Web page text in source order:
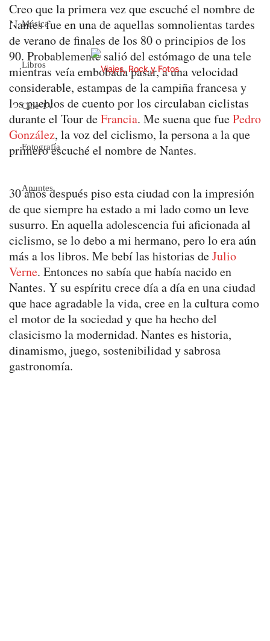
Música
Libros
Cine TV
Fotografía
Apuntes
Creo que la primera vez que escuché el nombre de
Nantes fue en una de aquellas somnolientas tardes
de verano de finales de los 80 o principios de los
90. Probablemente salió del estómago de una tele
mientras veía embobada pasar, a una velocidad
considerable, estampas de la campiña francesa y
los pueblos de cuento por los circulaban ciclistas
durante el Tour deFrancia. Me suena que fuePedro
González, la voz del ciclismo, la persona a la que
primero escuché el nombre de Nantes.
30 años después piso esta ciudad con la impresión
de que siempre ha estado a mi lado como un leve
susurro. En aquella adolescencia fui aficionada al
ciclismo, se lo debo a mi hermano, pero lo era aún
más a los libros. Me bebí las historias deJulio
Verne. Entonces no sabía que había nacido en
Nantes. Y su espíritu crece día a día en una ciudad
que hace agradable la vida, cree en la cultura como
el motor de la sociedad y que ha hecho del
clasicismo la modernidad. Nantes es historia,
dinamismo, juego, sostenibilidad y sabrosa
gastronomía.